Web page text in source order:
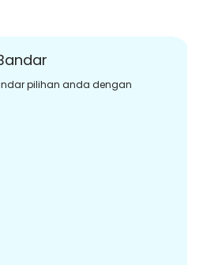
pilihan anda dengan